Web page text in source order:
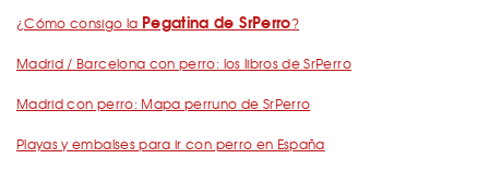
¿Cómo consigo la Pegatina de SrPerro?
Madrid / Barcelona con perro: los libros de SrPerro
Madrid con perro: Mapa perruno de SrPerro
Playas y embalses para ir con perro en España